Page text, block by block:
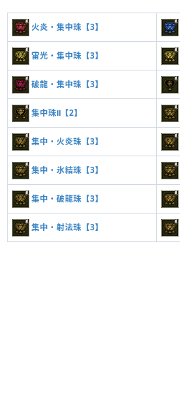
火炎・集中珠【3】
雷光・集中珠【3】
破龍・集中珠【3】
集中珠Ⅱ【2】
集中・火炎珠【3】
集中・氷結珠【3】
集中・破龍珠【3】
集中・射法珠【3】